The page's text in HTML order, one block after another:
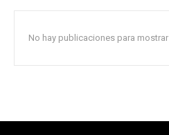
No hay publicaciones para mostrar